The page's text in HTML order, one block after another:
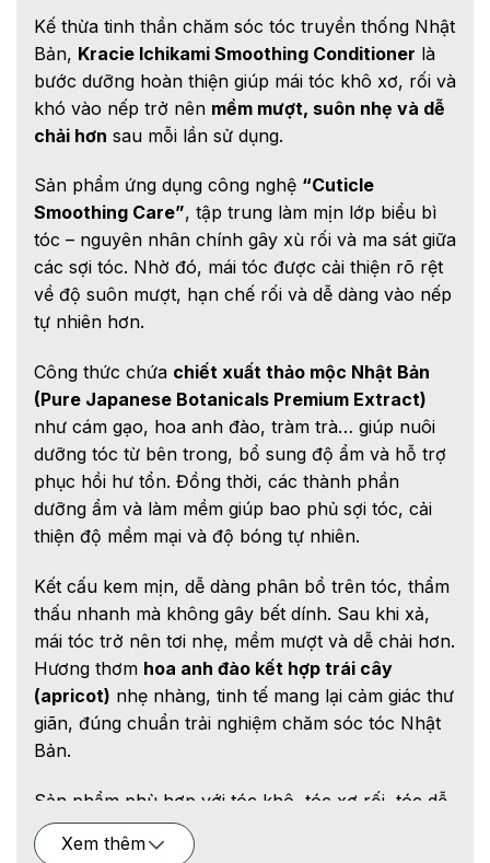
Kế thừa tinh thần chăm sóc tóc truyền thống Nhật
Bản, Kracie Ichikami Smoothing Conditioner là
bước dưỡng hoàn thiện giúp mái tóc khô xơ, rối và
khó vào nếp trở nên mềm mượt, suôn nhẹ và dễ
chải hơn sau mỗi lần sử dụng.
Sản phẩm ứng dụng công nghệ “Cuticle
Smoothing Care”, tập trung làm mịn lớp biểu bì
tóc – nguyên nhân chính gây xù rối và ma sát giữa
các sợi tóc. Nhờ đó, mái tóc được cải thiện rõ rệt
về độ suôn mượt, hạn chế rối và dễ dàng vào nếp
tự nhiên hơn.
Công thức chứa chiết xuất thảo mộc Nhật Bản
(Pure Japanese Botanicals Premium Extract)
như cám gạo, hoa anh đào, tràm trà… giúp nuôi
dưỡng tóc từ bên trong, bổ sung độ ẩm và hỗ trợ
phục hồi hư tổn. Đồng thời, các thành phần
dưỡng ẩm và làm mềm giúp bao phủ sợi tóc, cải
thiện độ mềm mại và độ bóng tự nhiên.
Kết cấu kem mịn, dễ dàng phân bổ trên tóc, thẩm
thấu nhanh mà không gây bết dính. Sau khi xả,
mái tóc trở nên tơi nhẹ, mềm mượt và dễ chải hơn.
Hương thơm hoa anh đào kết hợp trái cây
(apricot) nhẹ nhàng, tinh tế mang lại cảm giác thư
giãn, đúng chuẩn trải nghiệm chăm sóc tóc Nhật
Bản.
Sản phẩm phù hợp với tóc khô, tóc xơ rối, tóc dễ
rối hoặc khó vào nếp, có thể sử dụng hằng ngày.
Xem thêm